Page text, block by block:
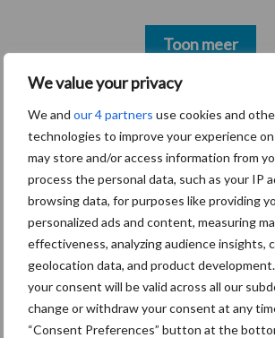
We value your privacy
We and our 4 partners use cookies and
technologies to improve your experience
may store and/or access information from
process the personal data, such as your IP
browsing data, for purposes like providing
personalized ads and content, measuring
effectiveness, analyzing audience insights,
geolocation data, and product
your consent will be valid across all our
change or withdraw your consent at any
“Consent Preferences” button at the
Primaire
Sidebar
Recent nieuws
7 aug
Grondstoffenmarkt
droogte en
handel in de greep
7 aug
De speenhuid: een
onderschatte
mastitis
Toon meer